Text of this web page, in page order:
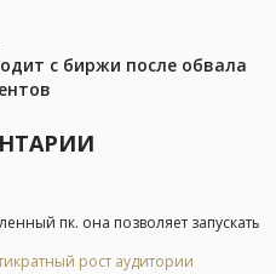
с биржи после обвала
пк. она позволяет запускать
рост аудитории